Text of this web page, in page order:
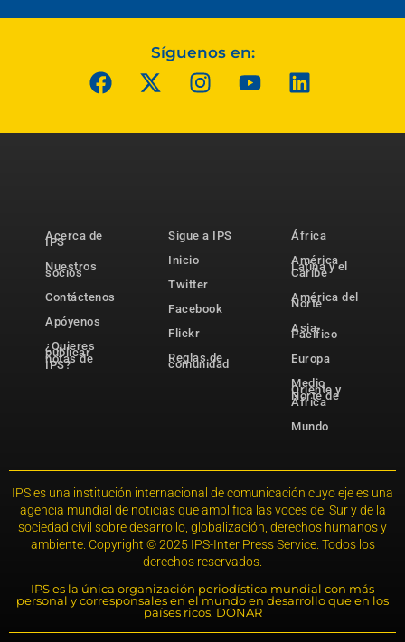
Síguenos en:
Acerca de
IPS
Nuestros
socios
Contáctenos
Apóyenos
¿Quieres
publicar
notas de
IPS?
Sigue a IPS
Inicio
Twitter
Facebook
Flickr
Reglas de
comunidad
África
América
Latina y el
Caribe
América del
Norte
Asia-
Pacífico
Europa
Medio
Oriente y
Norte de
África
Mundo
IPS es una institución internacional de comunicación cuyo eje es una
agencia mundial de noticias que amplifica las voces del Sur y de la
sociedad civil sobre desarrollo, globalización, derechos humanos y
ambiente. Copyright © 2025 IPS-Inter Press Service. Todos los
derechos reservados.
IPS es la única organización periodística mundial con más
personal y corresponsales en el mundo en desarrollo que en los
países ricos. DONAR